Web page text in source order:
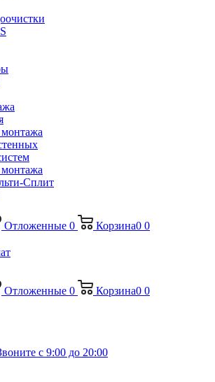
Сплит
Отложенные 0 Корзина0 0
Отложенные 0 Корзина0 0
с 9:00 до 20:00